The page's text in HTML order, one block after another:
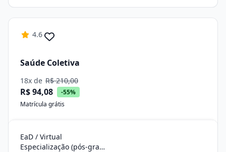
4.6
Saúde Coletiva
18x de R$ 210,00
R$ 94,08
-55%
Matrícula grátis
EaD / Virtual
Especialização (pós-graduação)